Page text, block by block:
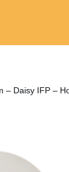
– Daisy IFP –